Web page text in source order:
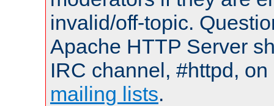
invalid/off-topic.
Apache HTTP Server
IRC channel, #httpd,
mailing lists.